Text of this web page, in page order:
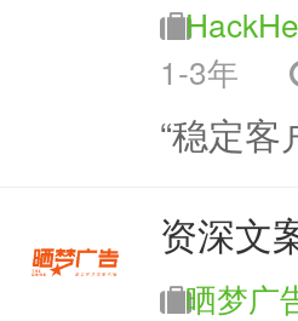
1-3年
“稳定
资深文
晒梦广